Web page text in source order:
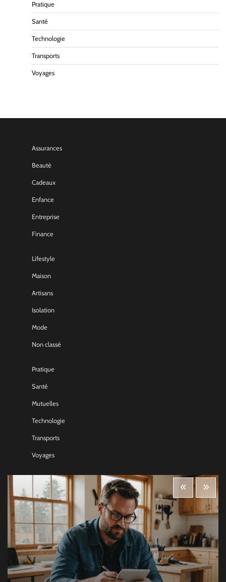
Pratique
Santé
Technologie
Transports
Voyages
Assurances
Beauté
Cadeaux
Enfance
Entreprise
Finance
Lifestyle
Maison
Artisans
Isolation
Mode
Non classé
Pratique
Santé
Mutuelles
Technologie
Transports
Voyages